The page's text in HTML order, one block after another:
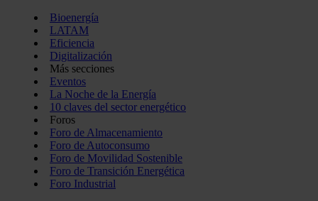
Bioenergía
LATAM
Eficiencia
Digitalización
Más secciones
Eventos
La Noche de la Energía
10 claves del sector energético
Foros
Foro de Almacenamiento
Foro de Autoconsumo
Foro de Movilidad Sostenible
Foro de Transición Energética
Foro Industrial